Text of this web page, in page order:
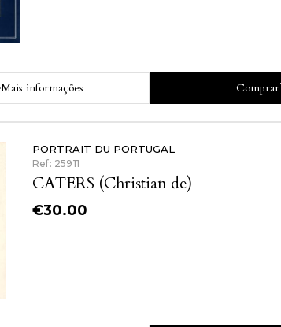
Mais informações Comprar
PORTRAIT DU PORTUGAL
Ref: 25911
CATERS (Christian de)
€30.00